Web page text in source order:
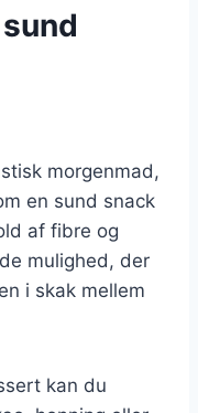
morgenmad,
en sund snack
af fibre og
mulighed, der
i skak mellem
kan du